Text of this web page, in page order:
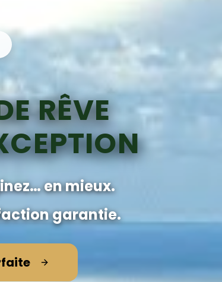
RÊVE
en mieux.
garantie.